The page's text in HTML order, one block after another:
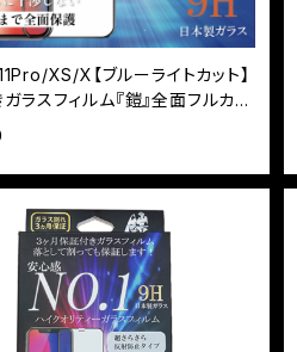
XS/X【ブルーライトカット】
ラスフィルム『鎧』全面フルカバ